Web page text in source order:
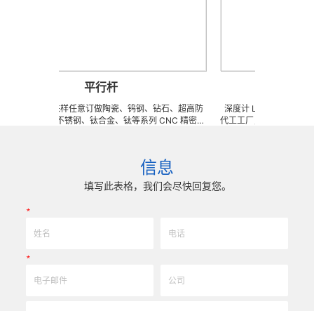
平行杆
可来图来样任意订做陶瓷、钨钢、钻石、超高防
度高韧性不锈钢、钛合金、钛等系列 CNC 精密刀
耐磨、耐冲击、高精密度、组合成 型的加工，具
的刃口品质和高可至士 0.0005mm( ± 0.5um) 的
尺寸公差，实现高效率、低成本的应用。
深度计 LZQ 是一家生产各
代工工厂，致力于超高防锈
来图来样任意定制各种牙科
信息
填写此表格，我们会尽快回复您。
*
*